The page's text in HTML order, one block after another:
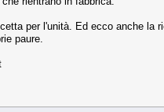
per l'unità. Ed ecco anche la
paure.